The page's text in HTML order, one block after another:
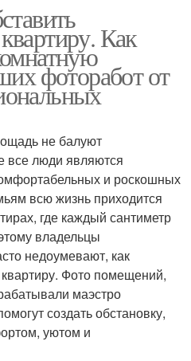
Как
фоторабот от
не балуют
все люди являются
и роскошных
всю жизнь приходится
где каждый сантиметр
владельцы
недоумевают, как
Фото помещений,
маэстро
создать обстановку,
уютом и